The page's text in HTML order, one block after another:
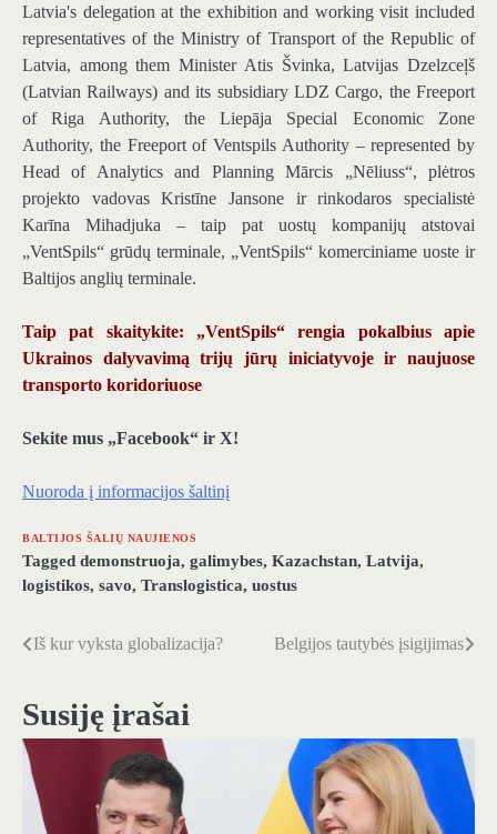
Latvia's delegation at the exhibition and working visit included
representatives of the Ministry of Transport of the Republic of
Latvia, among them Minister Atis Švinka, Latvijas Dzelzceļš
(Latvian Railways) and its subsidiary LDZ Cargo, the Freeport
of Riga Authority, the Liepāja Special Economic Zone
Authority, the Freeport of Ventspils Authority – represented by
Head of Analytics and Planning Mārcis „Nēliuss“, plėtros
projekto vadovas Kristīne Jansone ir rinkodaros specialistė
Karīna Mihadjuka – taip pat uostų kompanijų atstovai
„VentSpils“ grūdų terminale, „VentSpils“ komerciniame uoste ir
Baltijos anglių terminale.
Taip pat skaitykite: „VentSpils“ rengia pokalbius apie
Ukrainos dalyvavimą trijų jūrų iniciatyvoje ir naujuose
transporto koridoriuose
Sekite mus „Facebook“ ir X!
Nuoroda į informacijos šaltinį
BALTIJOS ŠALIŲ NAUJIENOS
Tagged demonstruoja, galimybes, Kazachstan, Latvija,
logistikos, savo, Translogistica, uostus
Navigacija
įrašų
Iš kur vyksta globalizacija? Belgijos tautybės įsigijimas
Susiję įrašai